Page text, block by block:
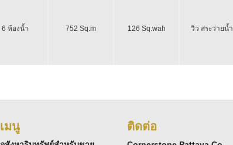
6 ห้องน้ำ 752 Sq.m 126 Sq.wah วิว สระว่ายน้ำ
เมนู ติดต่อ